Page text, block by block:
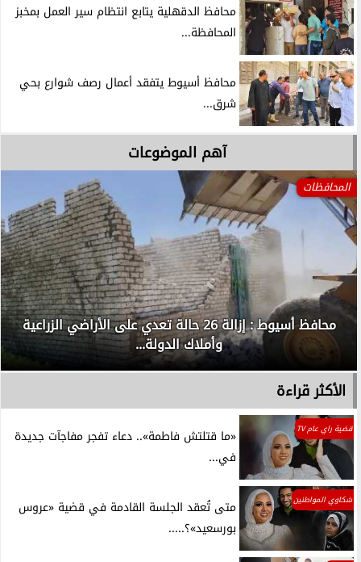
محافظ الدقهلية يتابع انتظام سير العمل بمخبز
المحافظة...
محافظ أسيوط يتفقد أعمال رصف شوارع بحي
شرق...
آهم الموضوعات
المحافظات
محافظ أسيوط : إزالة 26 حالة تعدي على الأراضي الزراعية
وأملاك الدولة...
الأكثر قراءة
قضية راي عام TV
«ما قتلتش فاطمة».. دعاء تفجر مفاجآت جديدة
في...
شكاوي المواطنين
متى تُعقد الجلسة القادمة في قضية «عروس
بورسعيد»؟.....